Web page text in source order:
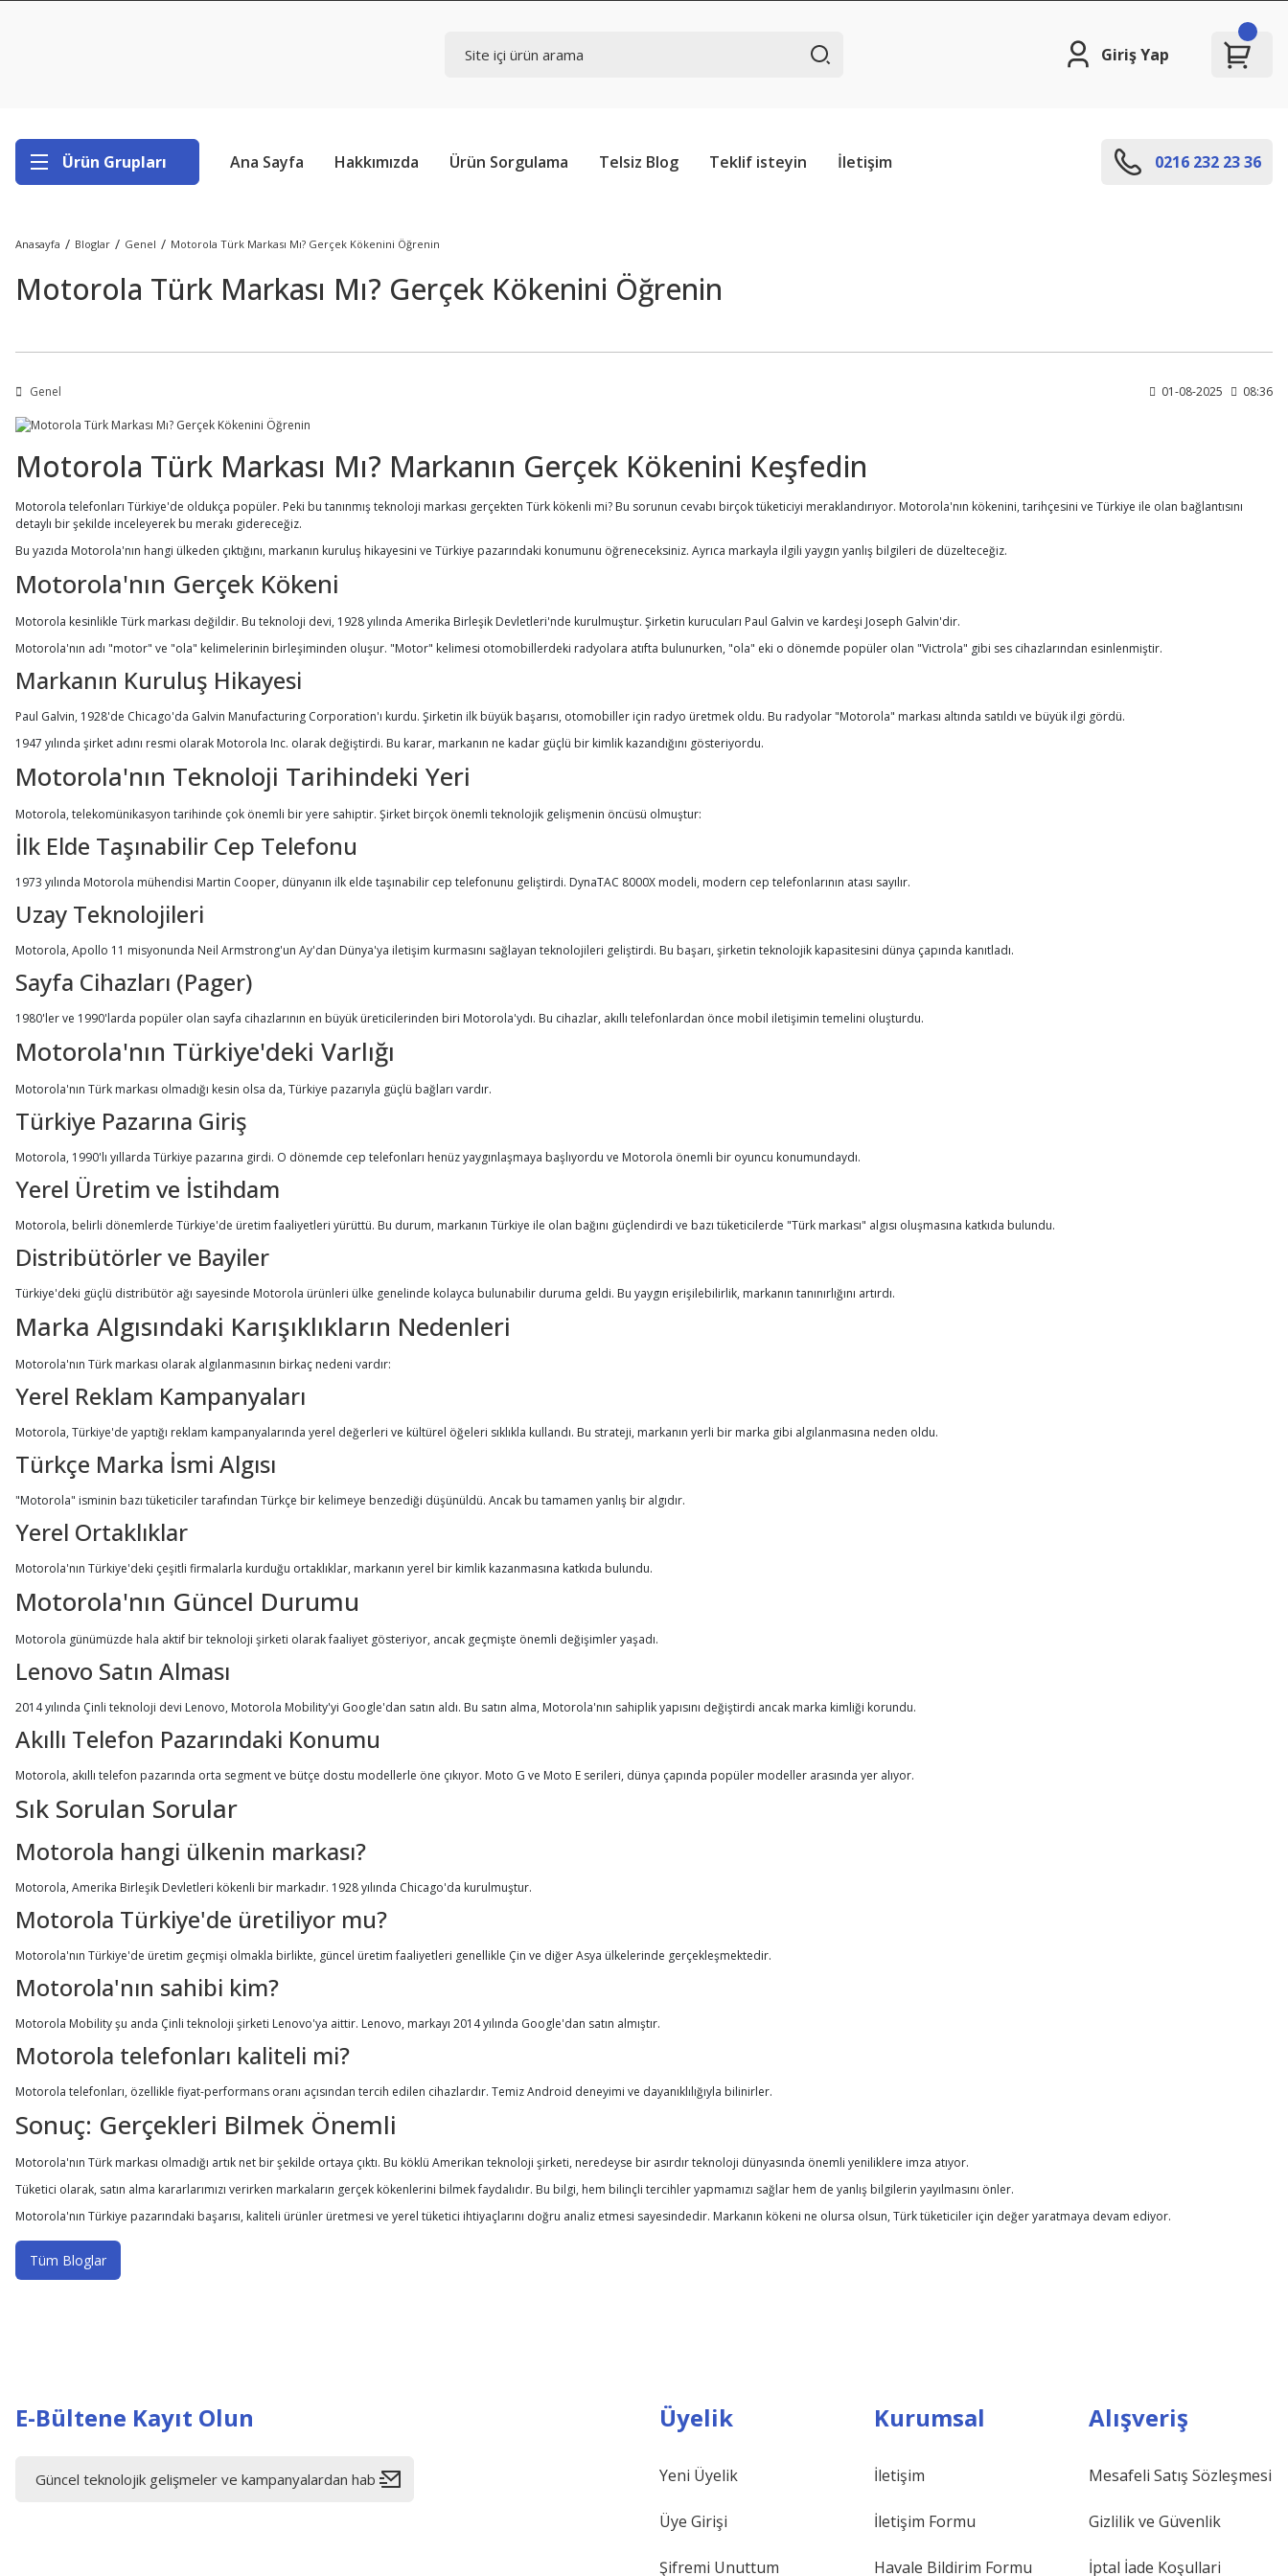
Giriş Yap
Ürün Grupları Ana Sayfa Hakkımızda Ürün Sorgulama Telsiz Blog Teklif isteyin İletişim 0216 232 23 36
Anasayfa Bloglar Genel Motorola Türk Markası Mı? Gerçek Kökenini Öğrenin
Motorola Türk Markası Mı? Gerçek Kökenini Öğrenin
Genel 01-08-2025 08:36
Motorola Türk Markası Mı? Markanın Gerçek Kökenini Keşfedin
Motorola telefonları Türkiye'de oldukça popüler. Peki bu tanınmış teknoloji markası gerçekten Türk kökenli mi? Bu sorunun cevabı birçok tüketiciyi meraklandırıyor. Motorola'nın kökenini, tarihçesini ve Türkiye ile olan bağlantısını
detaylı bir şekilde inceleyerek bu merakı gidereceğiz.
Bu yazıda Motorola'nın hangi ülkeden çıktığını, markanın kuruluş hikayesini ve Türkiye pazarındaki konumunu öğreneceksiniz. Ayrıca markayla ilgili yaygın yanlış bilgileri de düzelteceğiz.
Motorola'nın Gerçek Kökeni
Motorola kesinlikle Türk markası değildir. Bu teknoloji devi, 1928 yılında Amerika Birleşik Devletleri'nde kurulmuştur. Şirketin kurucuları Paul Galvin ve kardeşi Joseph Galvin'dir.
Motorola'nın adı "motor" ve "ola" kelimelerinin birleşiminden oluşur. "Motor" kelimesi otomobillerdeki radyolara atıfta bulunurken, "ola" eki o dönemde popüler olan "Victrola" gibi ses cihazlarından esinlenmiştir.
Markanın Kuruluş Hikayesi
Paul Galvin, 1928'de Chicago'da Galvin Manufacturing Corporation'ı kurdu. Şirketin ilk büyük başarısı, otomobiller için radyo üretmek oldu. Bu radyolar "Motorola" markası altında satıldı ve büyük ilgi gördü.
1947 yılında şirket adını resmi olarak Motorola Inc. olarak değiştirdi. Bu karar, markanın ne kadar güçlü bir kimlik kazandığını gösteriyordu.
Motorola'nın Teknoloji Tarihindeki Yeri
Motorola, telekomünikasyon tarihinde çok önemli bir yere sahiptir. Şirket birçok önemli teknolojik gelişmenin öncüsü olmuştur:
İlk Elde Taşınabilir Cep Telefonu
1973 yılında Motorola mühendisi Martin Cooper, dünyanın ilk elde taşınabilir cep telefonunu geliştirdi. DynaTAC 8000X modeli, modern cep telefonlarının atası sayılır.
Uzay Teknolojileri
Motorola, Apollo 11 misyonunda Neil Armstrong'un Ay'dan Dünya'ya iletişim kurmasını sağlayan teknolojileri geliştirdi. Bu başarı, şirketin teknolojik kapasitesini dünya çapında kanıtladı.
Sayfa Cihazları (Pager)
1980'ler ve 1990'larda popüler olan sayfa cihazlarının en büyük üreticilerinden biri Motorola'ydı. Bu cihazlar, akıllı telefonlardan önce mobil iletişimin temelini oluşturdu.
Motorola'nın Türkiye'deki Varlığı
Motorola'nın Türk markası olmadığı kesin olsa da, Türkiye pazarıyla güçlü bağları vardır.
Türkiye Pazarına Giriş
Motorola, 1990'lı yıllarda Türkiye pazarına girdi. O dönemde cep telefonları henüz yaygınlaşmaya başlıyordu ve Motorola önemli bir oyuncu konumundaydı.
Yerel Üretim ve İstihdam
Motorola, belirli dönemlerde Türkiye'de üretim faaliyetleri yürüttü. Bu durum, markanın Türkiye ile olan bağını güçlendirdi ve bazı tüketicilerde "Türk markası" algısı oluşmasına katkıda bulundu.
Distribütörler ve Bayiler
Türkiye'deki güçlü distribütör ağı sayesinde Motorola ürünleri ülke genelinde kolayca bulunabilir duruma geldi. Bu yaygın erişilebilirlik, markanın tanınırlığını artırdı.
Marka Algısındaki Karışıklıkların Nedenleri
Motorola'nın Türk markası olarak algılanmasının birkaç nedeni vardır:
Yerel Reklam Kampanyaları
Motorola, Türkiye'de yaptığı reklam kampanyalarında yerel değerleri ve kültürel öğeleri sıklıkla kullandı. Bu strateji, markanın yerli bir marka gibi algılanmasına neden oldu.
Türkçe Marka İsmi Algısı
"Motorola" isminin bazı tüketiciler tarafından Türkçe bir kelimeye benzediği düşünüldü. Ancak bu tamamen yanlış bir algıdır.
Yerel Ortaklıklar
Motorola'nın Türkiye'deki çeşitli firmalarla kurduğu ortaklıklar, markanın yerel bir kimlik kazanmasına katkıda bulundu.
Motorola'nın Güncel Durumu
Motorola günümüzde hala aktif bir teknoloji şirketi olarak faaliyet gösteriyor, ancak geçmişte önemli değişimler yaşadı.
Lenovo Satın Alması
2014 yılında Çinli teknoloji devi Lenovo, Motorola Mobility'yi Google'dan satın aldı. Bu satın alma, Motorola'nın sahiplik yapısını değiştirdi ancak marka kimliği korundu.
Akıllı Telefon Pazarındaki Konumu
Motorola, akıllı telefon pazarında orta segment ve bütçe dostu modellerle öne çıkıyor. Moto G ve Moto E serileri, dünya çapında popüler modeller arasında yer alıyor.
Sık Sorulan Sorular
Motorola hangi ülkenin markası?
Motorola, Amerika Birleşik Devletleri kökenli bir markadır. 1928 yılında Chicago'da kurulmuştur.
Motorola Türkiye'de üretiliyor mu?
Motorola'nın Türkiye'de üretim geçmişi olmakla birlikte, güncel üretim faaliyetleri genellikle Çin ve diğer Asya ülkelerinde gerçekleşmektedir.
Motorola'nın sahibi kim?
Motorola Mobility şu anda Çinli teknoloji şirketi Lenovo'ya aittir. Lenovo, markayı 2014 yılında Google'dan satın almıştır.
Motorola telefonları kaliteli mi?
Motorola telefonları, özellikle fiyat-performans oranı açısından tercih edilen cihazlardır. Temiz Android deneyimi ve dayanıklılığıyla bilinirler.
Sonuç: Gerçekleri Bilmek Önemli
Motorola'nın Türk markası olmadığı artık net bir şekilde ortaya çıktı. Bu köklü Amerikan teknoloji şirketi, neredeyse bir asırdır teknoloji dünyasında önemli yeniliklere imza atıyor.
Tüketici olarak, satın alma kararlarımızı verirken markaların gerçek kökenlerini bilmek faydalıdır. Bu bilgi, hem bilinçli tercihler yapmamızı sağlar hem de yanlış bilgilerin yayılmasını önler.
Motorola'nın Türkiye pazarındaki başarısı, kaliteli ürünler üretmesi ve yerel tüketici ihtiyaçlarını doğru analiz etmesi sayesindedir. Markanın kökeni ne olursa olsun, Türk tüketiciler için değer yaratmaya devam ediyor.
Tüm Bloglar
E-Bültene Kayıt Olun Üyelik
Yeni Üyelik
Üye Girişi
Şifremi Unuttum
Kurumsal
İletişim
İletişim Formu
Havale Bildirim Formu
Alışveriş
Mesafeli Satış Sözleşmesi
Gizlilik ve Güvenlik
İptal İade Koşullari